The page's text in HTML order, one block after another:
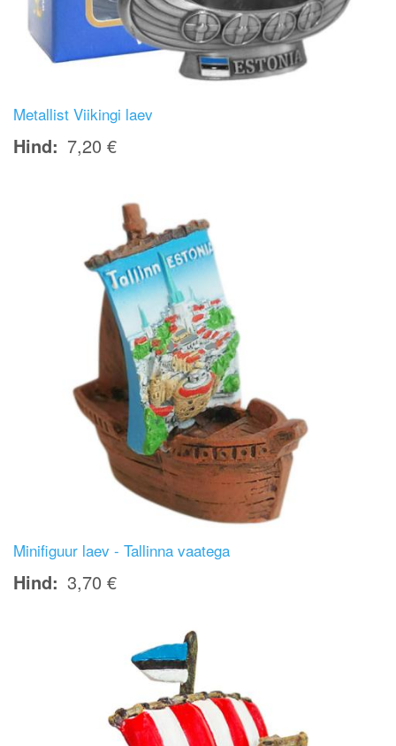
Metallist Viikingi laev
Hind 7,20 €
Minifiguur laev - Tallinna vaatega
Hind 3,70 €